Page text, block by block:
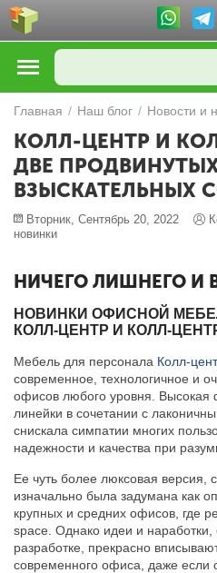
Главная / Наш блог / Новости и
КОЛЛ-ЦЕНТР И
ДВЕ
ВЗЫСКАТЕЛЬНЫХ
Вторник, Сентябрь 20, 2022
новинки
НИЧЕГО ЛИШНЕГО И
НОВИНКИ ОФИСНОЙ
КОЛЛ-ЦЕНТР И КОЛЛ-
Мебель для персонала Колл-
современное, технологичное и
офисов любого уровня. Высокая
линейки в сочетании с
снискала симпатии многих
надежности и качества при
Ее чуть более люксовая версия,
изначально была задумана как
крупных и средних офисов, где
space. Однако идеи и
разработке, прекрасно
современного офиса, даже если